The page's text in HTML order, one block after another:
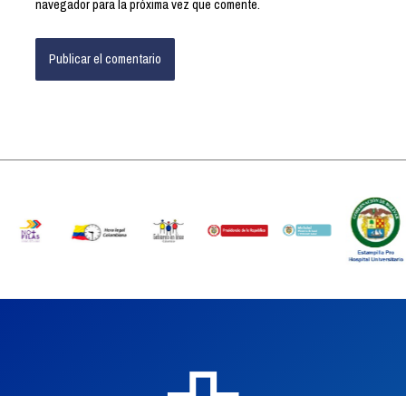
navegador para la próxima vez que comente.